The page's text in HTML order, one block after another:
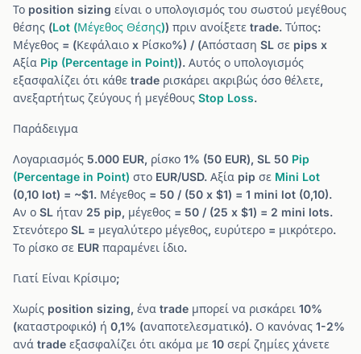
Το position sizing είναι ο υπολογισμός του σωστού μεγέθους
θέσης (Lot (Μέγεθος Θέσης)) πριν ανοίξετε trade. Τύπος:
Μέγεθος = (Κεφάλαιο x Ρίσκο%) / (Απόσταση SL σε pips x
Αξία Pip (Percentage in Point)). Αυτός ο υπολογισμός
εξασφαλίζει ότι κάθε trade ρισκάρει ακριβώς όσο θέλετε,
ανεξαρτήτως ζεύγους ή μεγέθους Stop Loss.
Παράδειγμα
Λογαριασμός 5.000 EUR, ρίσκο 1% (50 EUR), SL 50 Pip
(Percentage in Point) στο EUR/USD. Αξία pip σε Mini Lot
(0,10 lot) = ~$1. Μέγεθος = 50 / (50 x $1) = 1 mini lot (0,10).
Αν ο SL ήταν 25 pip, μέγεθος = 50 / (25 x $1) = 2 mini lots.
Στενότερο SL = μεγαλύτερο μέγεθος, ευρύτερο = μικρότερο.
Το ρίσκο σε EUR παραμένει ίδιο.
Γιατί Είναι Κρίσιμο;
Χωρίς position sizing, ένα trade μπορεί να ρισκάρει 10%
(καταστροφικό) ή 0,1% (αναποτελεσματικό). Ο κανόνας 1-2%
ανά trade εξασφαλίζει ότι ακόμα με 10 σερί ζημίες χάνετε